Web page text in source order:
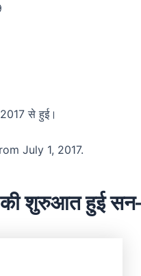
2017 से हुई।
July 1, 2017.
की शुरुआत हुई